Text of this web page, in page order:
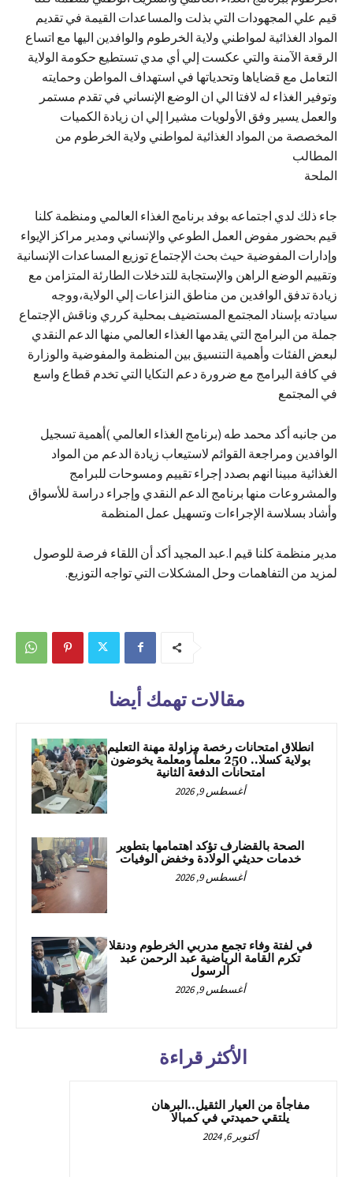
قيم علي المجهودات التي بذلت والمساعدات القيمة في تقديم
المواد الغذائية لمواطني ولاية الخرطوم والوافدين اليها مع اتساع
الرقعة الآمنة والتي عكست إلي أي مدي تستطيع حكومة الولاية
التعامل مع قضاياها وتحدياتها في استهداف المواطن وحمايته
وتوفير الغذاء له لافتا الي ان الوضع الإنساني في تقدم مستمر
والعمل يسير وفق الأولويات مشيرا إلي ان زيادة الكميات
المخصصة من المواد الغذائية لمواطني ولاية الخرطوم من
المطالب
الملحة
جاء ذلك لدي اجتماعه بوفد برنامج الغذاء العالمي ومنظمة كلنا
قيم بحضور مفوض العمل الطوعي والإنساني ومدير مراكز الإيواء
وإدارات المفوضية حيث بحث الإجتماع توزيع المساعدات الإنسانية
وتقييم الوضع الراهن والإستجابة للتدخلات الطارئة المتزامن مع
زيادة تدفق الوافدين من مناطق النزاعات إلي الولاية،ووجه
سيادته بإسناد المجتمع المستضيف بمحلية كرري وناقش الإجتماع
جملة من البرامج التي يقدمها الغذاء العالمي منها الدعم النقدي
لبعض الفئات وأهمية التنسيق بين المنظمة والمفوضية والوزارة
في كافة البرامج مع ضرورة دعم التكايا التي تخدم قطاع واسع
في المجتمع
من جانبه أكد محمد طه (برنامج الغذاء العالمي )أهمية تسجيل
الوافدين ومراجعة القوائم لاستيعاب زيادة الدعم من المواد
الغذائية مبينا انهم بصدد إجراء تقييم ومسوحات للبرامج
والمشروعات منها برنامج الدعم النقدي وإجراء دراسة للأسواق
وأشاد بسلاسة الإجراءات وتسهيل عمل المنظمة
مدير منظمة كلنا قيم ا.عبد المجيد أكد أن اللقاء فرصة للوصول
لمزيد من التفاهمات وحل المشكلات التي تواجه التوزيع.
مقالات تهمك أيضا
انطلاق امتحانات رخصة مزاولة مهنة التعليم
بولاية كسلا.. 250 معلماً ومعلمة يخوضون
امتحانات الدفعة الثانية
أغسطس 9, 2026
الصحة بالقضارف تؤكد اهتمامها بتطوير
خدمات حديثي الولادة وخفض الوفيات
أغسطس 9, 2026
في لفتة وفاء تجمع مدربي الخرطوم ودنقلا
تكرم القامة الرياضية عبد الرحمن عبد
الرسول
أغسطس 9, 2026
الأكثر قراءة
مفاجأة من العيار الثقيل..البرهان
يلتقي حميدتي في كمبالا
أكتوبر 6, 2024